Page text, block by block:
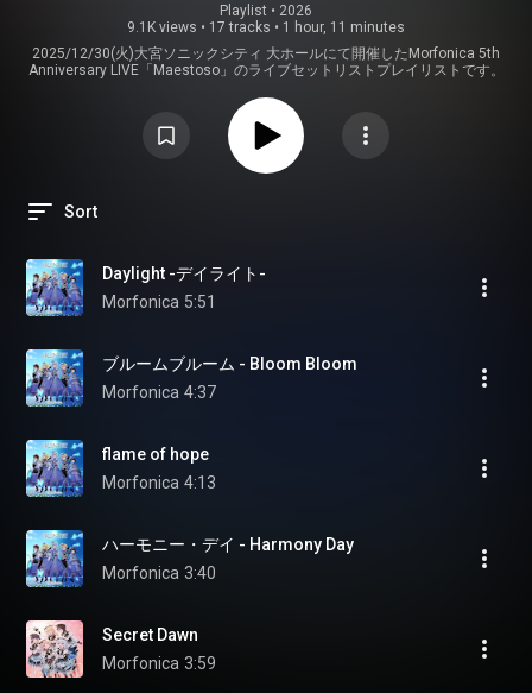
Playlist • 2026
9.1K views • 17 tracks • 1 hour, 11 minutes
2025/12/30(火)大宮ソニックシティ 大ホールにて開催したMorfonica 5th
Anniversary LIVE「Maestoso」のライブセットリストプレイリストです。
Sort
Daylight -デイライト-
Morfonica 5:51
ブルームブルーム - Bloom Bloom
Morfonica 4:37
flame of hope
Morfonica 4:13
ハーモニー・デイ - Harmony Day
Morfonica 3:40
Secret Dawn
Morfonica 3:59